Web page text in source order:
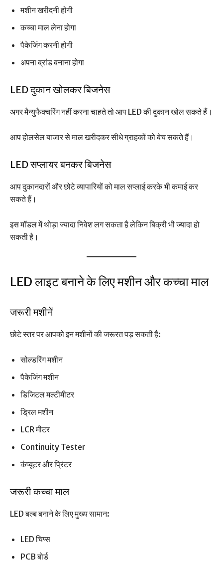
मशीन खरीदनी होगी
कच्चा माल लेना होगा
पैकेजिंग करनी होगी
अपना ब्रांड बनाना होगा
LED दुकान खोलकर बिजनेस
अगर मैन्युफैक्चरिंग नहीं करना चाहते तो आप LED की दुकान खोल सकते हैं।
आप होलसेल बाजार से माल खरीदकर सीधे ग्राहकों को बेच सकते हैं।
LED सप्लायर बनकर बिजनेस
आप दुकानदारों और छोटे व्यापारियों को माल सप्लाई करके भी कमाई कर
सकते हैं।
इस मॉडल में थोड़ा ज्यादा निवेश लग सकता है लेकिन बिक्री भी ज्यादा हो
सकती है।
LED लाइट बनाने के लिए मशीन और कच्चा माल
जरूरी मशीनें
छोटे स्तर पर आपको इन मशीनों की जरूरत पड़ सकती है:
सोल्डरिंग मशीन
पैकेजिंग मशीन
डिजिटल मल्टीमीटर
ड्रिल मशीन
LCR मीटर
Continuity Tester
कंप्यूटर और प्रिंटर
जरूरी कच्चा माल
LED बल्ब बनाने के लिए मुख्य सामान:
LED चिप्स
PCB बोर्ड